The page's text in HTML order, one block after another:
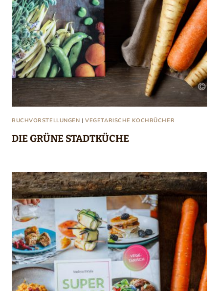
BUCHVORSTELLUNGEN |VEGETARISCHE KOCHBÜCHER
DIE GRÜNE STADTKÜCHE